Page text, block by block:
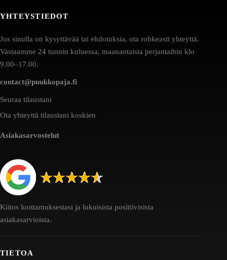
YHTEYSTIEDOT
Jos sinulla on kysyttävää tai ehdotuksia, ota rohkeasti yhteyttä.
Vastaamme 24 tunnin kuluessa, maanantaista perjantaihin klo
9.00–17.00.
contact@puukkopaja.fi
Seuraa tilaustani
Ota yhteyttä tilaustani koskien
Asiakasarvostelut
Kiitos luottamuksestasi ja lukuisista positiivisista
asiakasarvioista.
TIETOA